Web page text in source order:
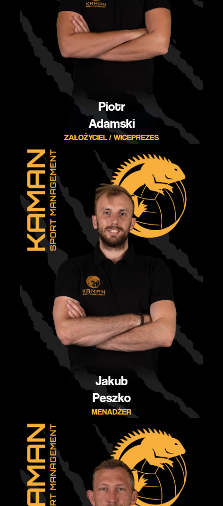
Piotr
Adamski
ZAŁOŻYCIEL / WICEPREZES
Jakub
Peszko
MENADŻER